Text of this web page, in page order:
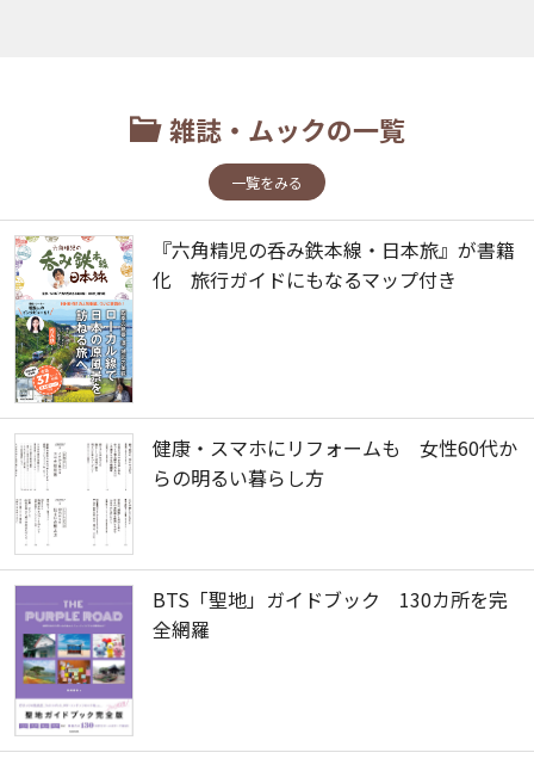
雑誌・ムックの一覧
一覧をみる
『六角精児の呑み鉄本線・日本旅』が書籍
化 旅行ガイドにもなるマップ付き
健康・スマホにリフォームも 女性60代か
らの明るい暮らし方
BTS「聖地」ガイドブック 130カ所を完
全網羅